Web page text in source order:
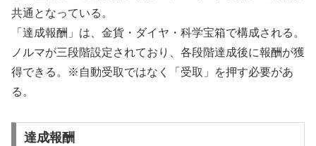
共通となっている。
「達成報酬」は、金貨・ダイヤ・科学宝箱で構成される。
ノルマが三段階設定されており、各段階達成後に報酬が獲
得できる。※自動受取ではなく「受取」を押す必要があ
る。
達成報酬